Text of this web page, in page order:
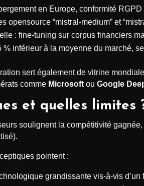
en Europe, conformité RGPD
opensource “mistral-medium” et
: fine-tuning sur corpus financiers
% inférieur à la moyenne du marché,
sert également de vitrine
comme Microsoft ou Google
et quelles limites
soulignent la compétitivité
pointent :
grandissante vis-à-vis d’un